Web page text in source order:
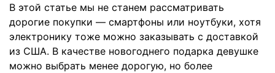
В этой статье мы не станем рассматривать
дорогие покупки — смартфоны или ноутбуки, хотя
электронику тоже можно заказывать с доставкой
из США. В качестве новогоднего подарка девушке
можно выбрать менее дорогую, но более